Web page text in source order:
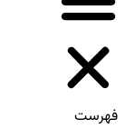
فهرست